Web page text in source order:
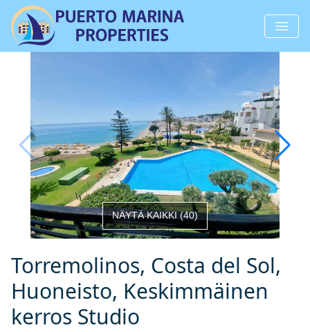
NÄYTÄ KAIKKI(40)
Torremolinos, Costa del Sol,
Huoneisto, Keskimmäinen
kerros Studio